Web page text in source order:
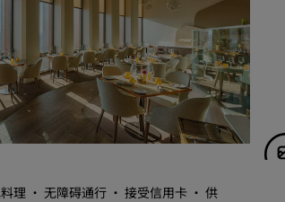
理 · 无障碍通行 · 接受信用卡 · 供